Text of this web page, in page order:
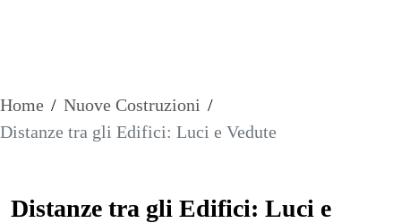
Home / Nuove Costruzioni /
Distanze tra gli Edifici: Luci e Vedute
Distanze tra gli Edifici: Luci e